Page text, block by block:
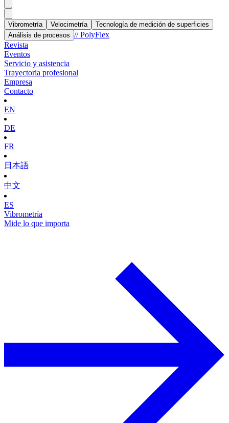
Vibrometría Velocimetría
Tecnología de medición de superficies
Análisis de procesos // PolyFlex
Revista
Eventos
Servicio y asistencia
Trayectoria profesional
Empresa
Contacto
EN
DE
FR
日本語
中文
ES
Vibrometría
Mide lo que importa